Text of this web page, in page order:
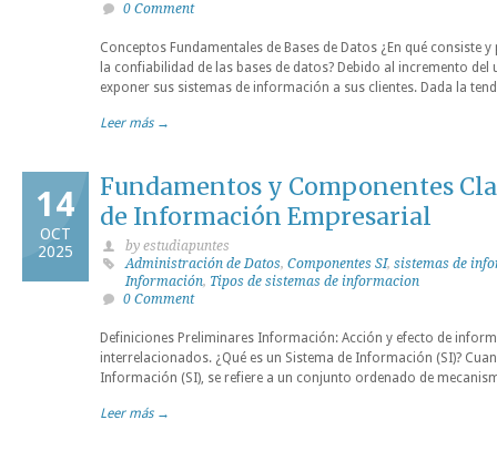
0 Comment
Conceptos Fundamentales de Bases de Datos ¿En qué consiste
la confiabilidad de las bases de datos? Debido al incremento del
exponer sus sistemas de información a sus clientes. Dada la
Leer más →
14
OCT
2025
Fundamentos y Componentes
de Información Empresarial
by estudiapuntes
Administración de Datos, Componentes SI, sistemas de
Información, Tipos de sistemas de informacion
0 Comment
Definiciones Preliminares Información: Acción y efecto de
interrelacionados. ¿Qué es un Sistema de Información (SI)?
Información (SI), se refiere a un conjunto ordenado de
Leer más →